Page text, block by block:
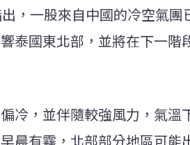
，一股來自中國的冷空氣團
泰國東北部，並將在下一階
冷，並伴隨較強風力，氣溫
晨有霧，北部部分地區可能